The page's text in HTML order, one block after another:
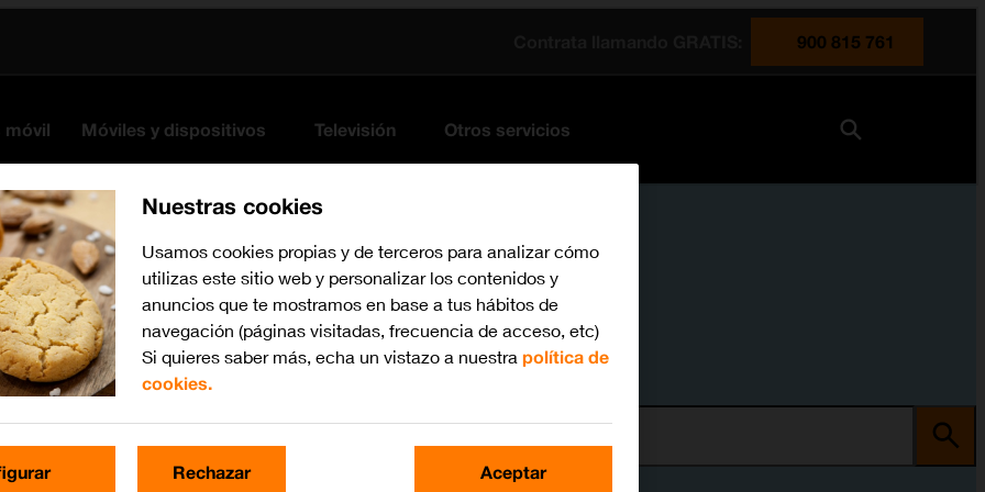
900 815 761
móvil Móviles y dispositivos Televisión Otros servicios
Nuestras cookies
Usamos cookies propias y de terceros para analizar cómo
utilizas este sitio web y personalizar los contenidos y
anuncios que te mostramos en base a tus hábitos de
navegación (páginas visitadas, frecuencia de acceso, etc)
Si quieres saber más, echa un vistazo a nuestra política de
cookies.
Rechazar Aceptar